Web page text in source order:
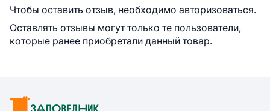
Чтобы оставить отзыв, необходимо авторизоваться.
Оставлять отзывы могут только те пользователи,
которые ранее приобретали данный товар.